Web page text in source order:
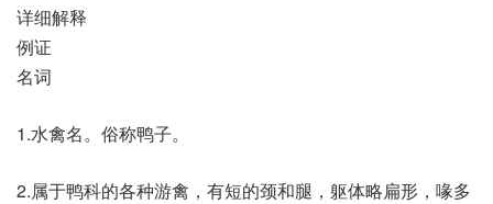
详细解释
例证
名词
1.水禽名。俗称鸭子。
2.属于鸭科的各种游禽，有短的颈和腿，躯体略扁形，喙多